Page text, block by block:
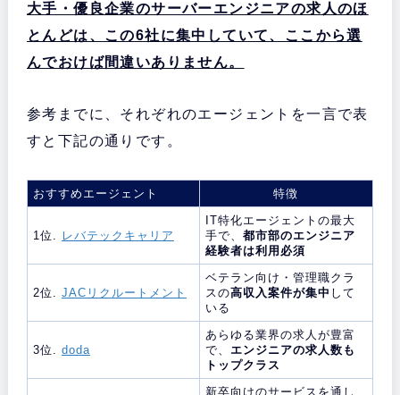
大手・優良企業のサーバーエンジニアの求人のほ
とんどは、この6社に集中していて、ここから選
んでおけば間違いありません。
参考までに、それぞれのエージェントを一言で表
すと下記の通りです。
おすすめエージェント 特徴
1位. レバテックキャリア
IT特化エージェントの最大
手で、 都市部のエンジニア
経験者は利用必須
2位. JACリクルートメント
ベテラン向け・管理職クラ
スの高収入案件が集中 して
いる
3位. doda
あらゆる業界の求人が豊富
で、 エンジニアの求人数も
トップクラス
新卒向けのサービスを通し